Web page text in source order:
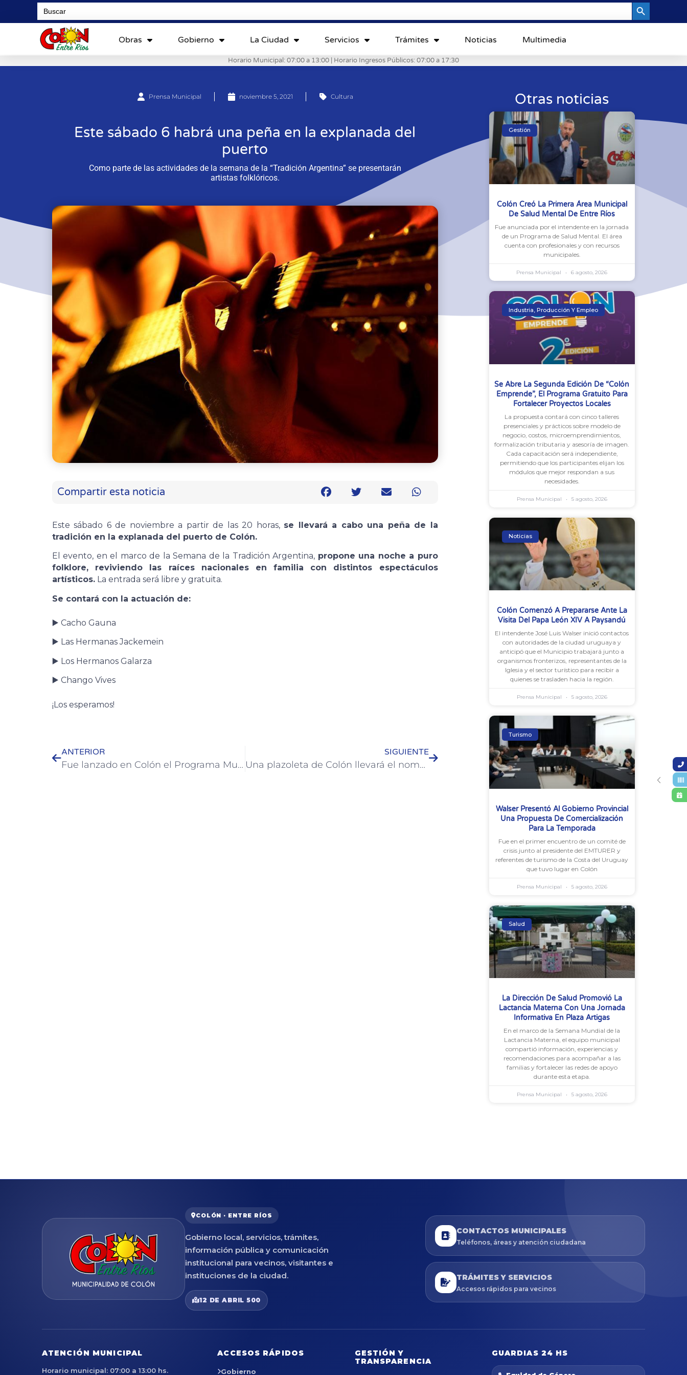
Search
for:
Obras Gobierno La Ciudad Servicios Trámites Noticias Multimedia
Horario Municipal: 07:00 a 13:00 | Horario Ingresos Públicos: 07:00 a 17:30
Prensa Municipal noviembre 5, 2021 Cultura
Este sábado 6 habrá una peña en la explanada del
puerto
Como parte de las actividades de la semana de la “Tradición Argentina” se presentarán
artistas folklóricos.
Compartir esta noticia
Este sábado 6 de noviembre a partir de las 20 horas, se llevará a cabo una peña de la
tradición en la explanada del puerto de Colón.
El evento, en el marco de la Semana de la Tradición Argentina, propone una noche a puro
folklore, reviviendo las raíces nacionales en familia con distintos espectáculos
artísticos. La entrada será libre y gratuita.
Se contará con la actuación de:
▶️ Cacho Gauna
▶️ Las Hermanas Jackemein
▶️ Los Hermanos Galarza
▶️ Chango Vives
¡Los esperamos!
ANTERIOR
Fue lanzado en Colón el Programa Municipal “Tus manos pueden salvar vidas”
SIGUIENTE
Una plazoleta de Colón llevará el nombre “Dolores Costa de Urquiza”
Otras noticias
Gestión
Colón Creó La Primera Área Municipal
De Salud Mental De Entre Ríos
Fue anunciada por el intendente en la jornada
de un Programa de Salud Mental. El área
cuenta con profesionales y con recursos
municipales.
Prensa Municipal 6 agosto, 2026
Industria, Producción Y Empleo
Se Abre La Segunda Edición De “Colón
Emprende”, El Programa Gratuito Para
Fortalecer Proyectos Locales
La propuesta contará con cinco talleres
presenciales y prácticos sobre modelo de
negocio, costos, microemprendimientos,
formalización tributaria y asesoría de imagen.
Cada capacitación será independiente,
permitiendo que los participantes elijan los
módulos que mejor respondan a sus
necesidades.
Prensa Municipal 5 agosto, 2026
Noticias
Colón Comenzó A Prepararse Ante La
Visita Del Papa León XIV A Paysandú
El intendente José Luis Walser inició contactos
con autoridades de la ciudad uruguaya y
anticipó que el Municipio trabajará junto a
organismos fronterizos, representantes de la
Iglesia y el sector turístico para recibir a
quienes se trasladen hacia la región.
Prensa Municipal 5 agosto, 2026
Turismo
Walser Presentó Al Gobierno Provincial
Una Propuesta De Comercialización
Para La Temporada
Fue en el primer encuentro de un comité de
crisis junto al presidente del EMTURER y
referentes de turismo de la Costa del Uruguay
que tuvo lugar en Colón
Prensa Municipal 5 agosto, 2026
Salud
La Dirección De Salud Promovió La
Lactancia Materna Con Una Jornada
Informativa En Plaza Artigas
En el marco de la Semana Mundial de la
Lactancia Materna, el equipo municipal
compartió información, experiencias y
recomendaciones para acompañar a las
familias y fortalecer las redes de apoyo
durante esta etapa.
Prensa Municipal 5 agosto, 2026
COLÓN · ENTRE RÍOS
Gobierno local, servicios, trámites,
información pública y comunicación
institucional para vecinos, visitantes e
instituciones de la ciudad.
12 DE ABRIL 500
CONTACTOS MUNICIPALES
Teléfonos, áreas y atención ciudadana
TRÁMITES Y SERVICIOS
Accesos rápidos para vecinos
ATENCIÓN MUNICIPAL
Horario municipal: 07:00 a 13:00 hs.
ACCESOS RÁPIDOS
Gobierno
GESTIÓN Y
TRANSPARENCIA
GUARDIAS 24 HS